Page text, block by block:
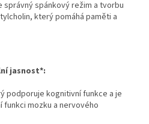
správný spánkový režim a tvorbu
který pomáhá paměti a
jasnost*:
podporuje kognitivní funkce a je
mozku a nervového